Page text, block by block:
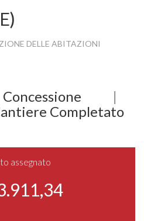
DELLE ABITAZIONI
|
Completato
assegnato